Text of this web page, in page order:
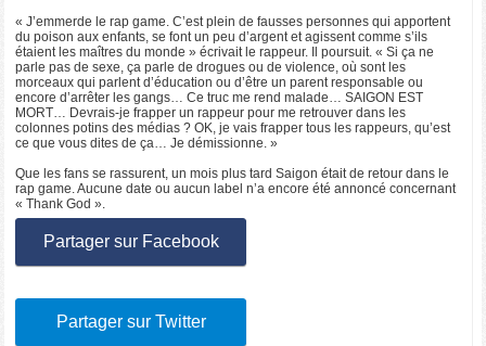
« J’emmerde le rap game. C’est plein de fausses personnes qui apportent
du poison aux enfants, se font un peu d’argent et agissent comme s’ils
étaient les maîtres du monde » écrivait le rappeur. Il poursuit. « Si ça ne
parle pas de sexe, ça parle de drogues ou de violence, où sont les
morceaux qui parlent d’éducation ou d’être un parent responsable ou
encore d’arrêter les gangs… Ce truc me rend malade… SAIGON EST
MORT… Devrais-je frapper un rappeur pour me retrouver dans les
colonnes potins des médias ? OK, je vais frapper tous les rappeurs, qu’est
ce que vous dites de ça… Je démissionne. »
Que les fans se rassurent, un mois plus tard Saigon était de retour dans le
rap game. Aucune date ou aucun label n’a encore été annoncé concernant
« Thank God ».
Partager sur Facebook
Partager sur Twitter